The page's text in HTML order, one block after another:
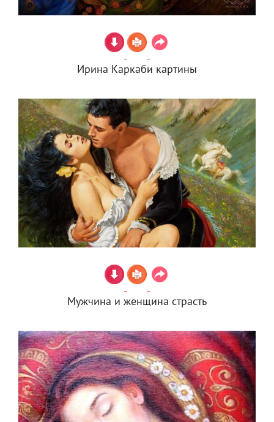
Ирина Каркаби картины
Мужчина и женщина страсть